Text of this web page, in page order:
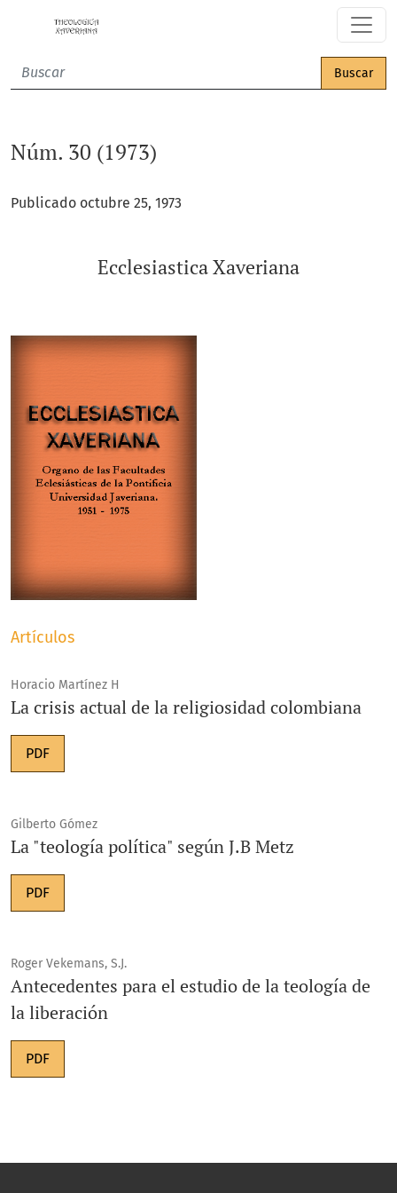
Buscar
Núm. 30 (1973)
Publicado octubre 25, 1973
Ecclesiastica Xaveriana
Artículos
Horacio Martínez H
La crisis actual de la religiosidad colombiana
PDF
Gilberto Gómez
La "teología política" según J.B Metz
PDF
Roger Vekemans, S.J.
Antecedentes para el estudio de la teología de
la liberación
PDF